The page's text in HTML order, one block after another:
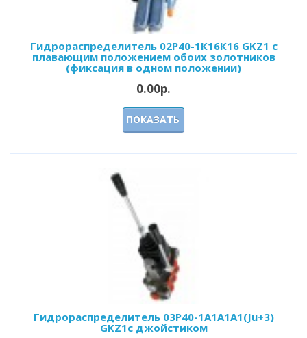
Гидрораспределитель 02Р40-1К16К16 GKZ1 с
плавающим положением обоих золотников
(фиксация в одном положении)
0.00р.
ПОКАЗАТЬ
Гидрораспределитель 03Р40-1А1A1A1(Ju+3)
GKZ1с джойстиком